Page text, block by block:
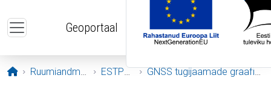
Geoportaal
Avaleht
Ruumiandmed ESTPOS GNSS tugijaamade graafikud